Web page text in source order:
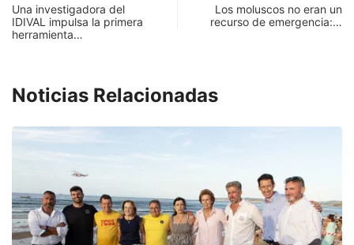
Una investigadora del
IDIVAL impulsa la primera
herramienta…
Los moluscos no eran un
recurso de emergencia:…
Noticias Relacionadas